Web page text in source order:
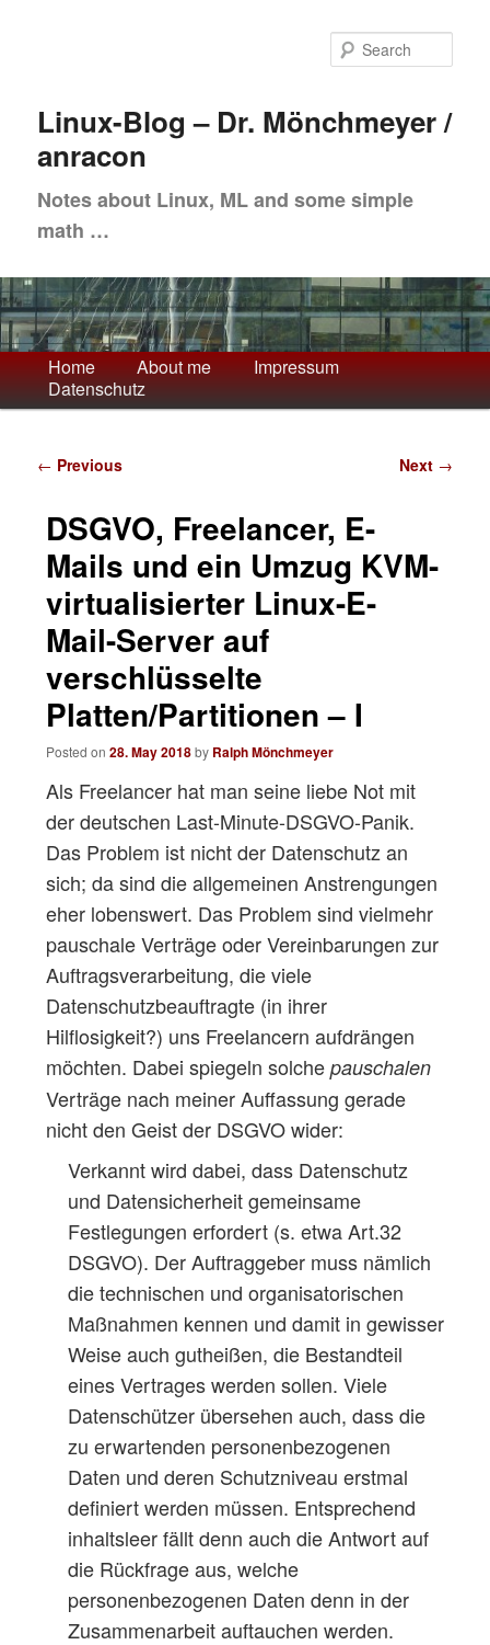
contentLinux-Blog – Dr. Mönchmeyer /
anracon
Notes about Linux, ML and some simple
math …
Main
menu
Home About me
Impressum
Datenschutz
Post
← Previous Next →
DSGVO, Freelancer, E-
Mails und ein Umzug KVM-
virtualisierter Linux-E-
Mail-Server auf
verschlüsselte
Platten/Partitionen – I
Posted on 28. May 2018by Ralph Mönchmeyer
Als Freelancer hat man seine liebe Not mit
der deutschen Last-Minute-DSGVO-Panik.
Das Problem ist nicht der Datenschutz an
sich; da sind die allgemeinen Anstrengungen
eher lobenswert. Das Problem sind vielmehr
pauschale Verträge oder Vereinbarungen zur
Auftragsverarbeitung, die viele
Datenschutzbeauftragte (in ihrer
Hilflosigkeit?) uns Freelancern aufdrängen
möchten. Dabei spiegeln solche pauschalen
Verträge nach meiner Auffassung gerade
nicht den Geist der DSGVO wider:
Verkannt wird dabei, dass Datenschutz
und Datensicherheit gemeinsame
Festlegungen erfordert (s. etwa Art.32
DSGVO). Der Auftraggeber muss nämlich
die technischen und organisatorischen
Maßnahmen kennen und damit in gewisser
Weise auch gutheißen, die Bestandteil
eines Vertrages werden sollen. Viele
Datenschützer übersehen auch, dass die
zu erwartenden personenbezogenen
Daten und deren Schutzniveau erstmal
definiert werden müssen. Entsprechend
inhaltsleer fällt denn auch die Antwort auf
die Rückfrage aus, welche
personenbezogenen Daten denn in der
Zusammenarbeit auftauchen werden.